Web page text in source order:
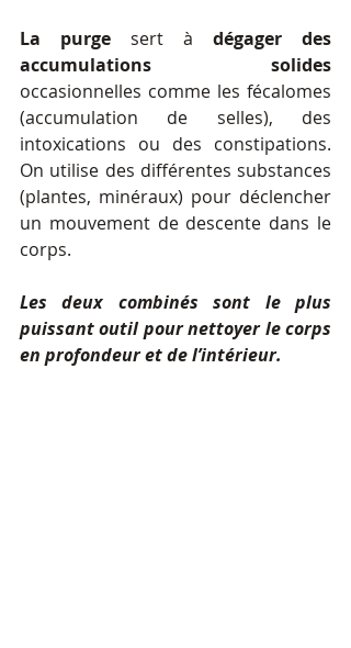
La purge sert à dégager des
occasionnelles comme les fécalomes
(accumulation de selles), des
intoxications ou des constipations.
On utilise des différentes substances
(plantes, minéraux) pour déclencher
un mouvement de descente dans le
corps.
Les deux combinés sont le plus
puissant outil pour nettoyer le corps
en profondeur et de l’intérieur.